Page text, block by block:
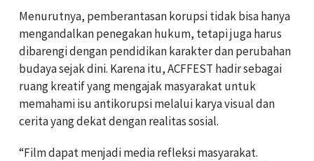
Menurutnya, pemberantasan korupsi tidak bisa hanya
mengandalkan penegakan hukum, tetapi juga harus
dibarengi dengan pendidikan karakter dan perubahan
budaya sejak dini. Karena itu, ACFFEST hadir sebagai
ruang kreatif yang mengajak masyarakat untuk
memahami isu antikorupsi melalui karya visual dan
cerita yang dekat dengan realitas sosial.
“Film dapat menjadi media refleksi masyarakat.